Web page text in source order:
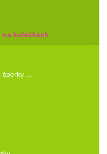
na kolečkách
šperky ...